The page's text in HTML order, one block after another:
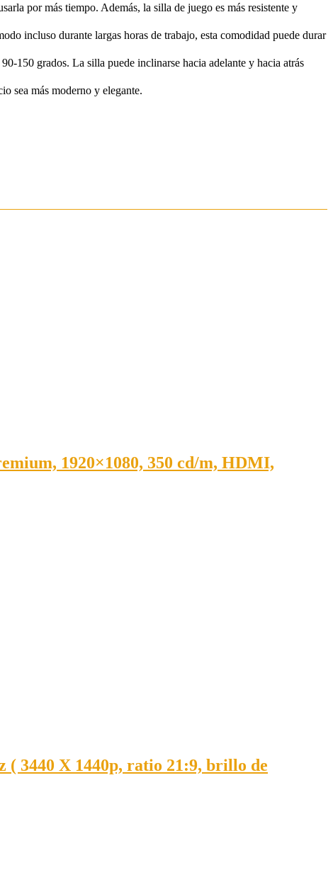
por más tiempo. Además, la silla de juego es más resistente y
incluso durante largas horas de trabajo, esta comodidad puede durar
150 grados. La silla puede inclinarse hacia adelante y hacia atrás
sea más moderno y elegante.
1920×1080, 350 cd/m, HDMI,
3440 X 1440p, ratio 21:9, brillo de